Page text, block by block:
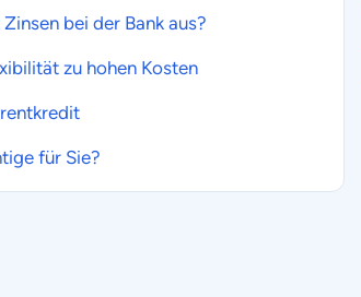
Zinsen bei der Bank aus?
zu hohen Kosten
für Sie?